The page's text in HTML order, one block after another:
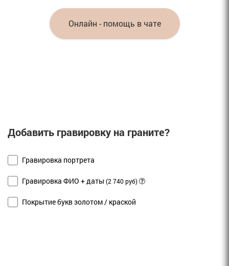
Онлайн - помощь в чате
Добавить гравировку на граните?
Гравировка портрета
Гравировка ФИО + даты (2 740 руб)
Покрытие букв золотом / краской